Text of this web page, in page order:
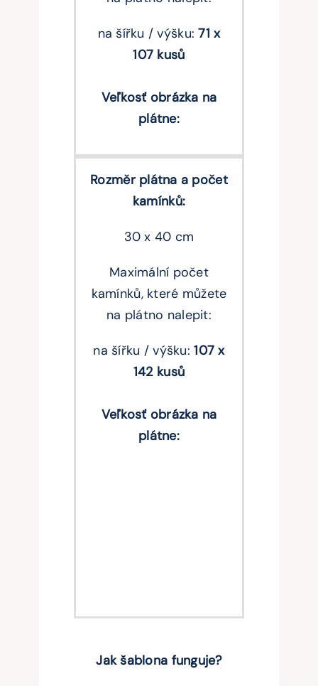
na šířku / výšku:71 x
107 kusů
Veľkosť obrázka na
plátne:
Rozměr plátna a počet
kamínků:
30 x 40 cm
Maximální počet
kamínků, které můžete
na plátno nalepit:
na šířku / výšku:107 x
142 kusů
Veľkosť obrázka na
plátne:
Jak šablona funguje?